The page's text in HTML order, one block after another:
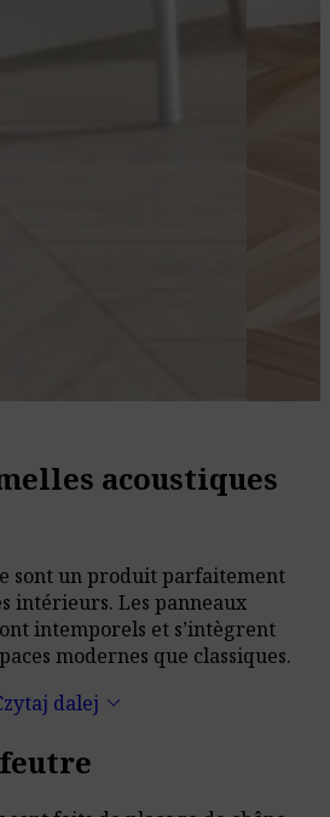
acoustiques
sont un produit parfaitement
intérieurs. Les panneaux
intemporels et s’intègrent
modernes que classiques.
dalej keyboard_arrow_down